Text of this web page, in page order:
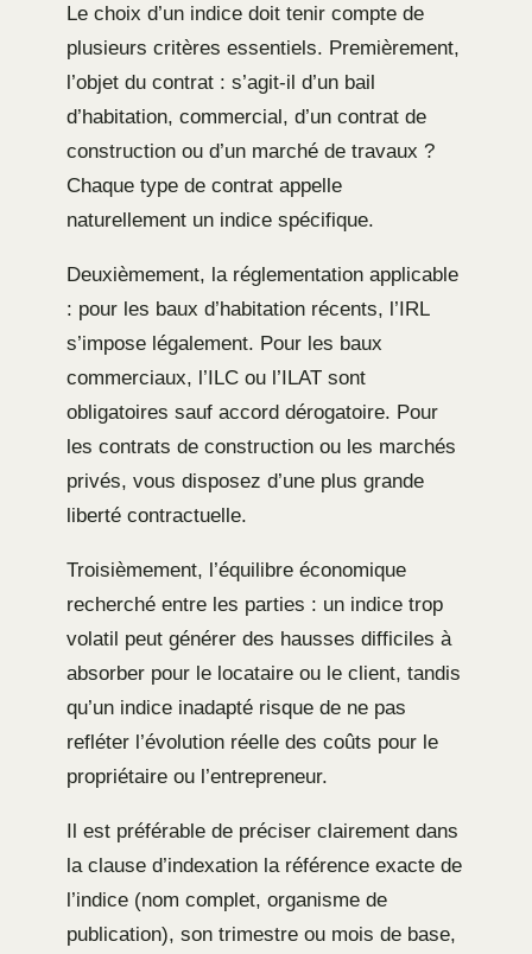
Le choix d’un indice doit tenir compte de
plusieurs critères essentiels. Premièrement,
l’objet du contrat : s’agit-il d’un bail
d’habitation, commercial, d’un contrat de
construction ou d’un marché de travaux ?
Chaque type de contrat appelle
naturellement un indice spécifique.
Deuxièmement, la réglementation applicable
: pour les baux d’habitation récents, l’IRL
s’impose légalement. Pour les baux
commerciaux, l’ILC ou l’ILAT sont
obligatoires sauf accord dérogatoire. Pour
les contrats de construction ou les marchés
privés, vous disposez d’une plus grande
liberté contractuelle.
Troisièmement, l’équilibre économique
recherché entre les parties : un indice trop
volatil peut générer des hausses difficiles à
absorber pour le locataire ou le client, tandis
qu’un indice inadapté risque de ne pas
refléter l’évolution réelle des coûts pour le
propriétaire ou l’entrepreneur.
Il est préférable de préciser clairement dans
la clause d’indexation la référence exacte de
l’indice (nom complet, organisme de
publication), son trimestre ou mois de base,